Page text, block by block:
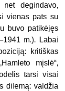
degindavo,
vienas pats su
buvo patikėjęs
m.). Labai
kritiškas
mįslė“,
tarsi visai
dilemą: valdžia